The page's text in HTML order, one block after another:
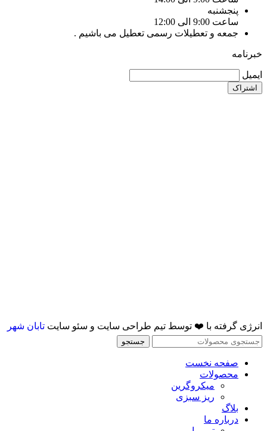
پنجشنبه
ساعت 9:00 الی 12:00
جمعه و تعطیلات رسمی تعطیل می باشیم .
خبرنامه
ایمیل
انرژی گرفته با ❤️ توسط تیم طراحی سایت و سئو سایت تابان شهر
جستجو
صفحه نخست
محصولات
میکروگرین
ریز سبزی
بلاگ
درباره ما